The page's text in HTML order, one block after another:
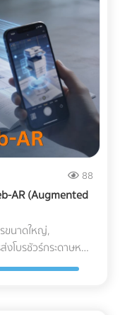
ามาปฏิวัติวงการ การ
เป็นจิ๊กซอว์ชิ้น
ามคือ... การลงทุน
คุณไปเจาะลึกทุกมิติ
เมิน "ความสูญเสีย"
จะประกอบไปด้วย 3
บที่ต้องเททิ้ง
พลาสติก อาหาร
นหยุดกะทันหัน
กลายเป็นของเสีย
(Downtime &
ลับมาผลิตต่อได้ใน
าอบ ต้องใช้เวลา
เวลาเป็นชั่วโมง ค่า
การสะดุดของ
88
AR (Augmented
ขนาดใหญ่,
โบรชัวร์กระดาษหนา
นยุคที่คู่แข่งต่างนำ